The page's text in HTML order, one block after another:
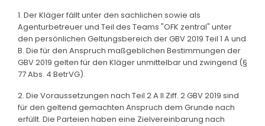
1. Der Kläger fällt unter den sachlichen sowie als
Agenturbetreuer und Teil des Teams "OFK zentral" unter
den persönlichen Geltungsbereich der GBV 2019 Teil 1 A und
B. Die für den Anspruch maßgeblichen Bestimmungen der
GBV 2019 gelten für den Kläger unmittelbar und zwingend (§
77 Abs. 4 BetrVG).
2. Die Voraussetzungen nach Teil 2 A II Ziff. 2 GBV 2019 sind
für den geltend gemachten Anspruch dem Grunde nach
erfüllt. Die Parteien haben eine Zielvereinbarung nach